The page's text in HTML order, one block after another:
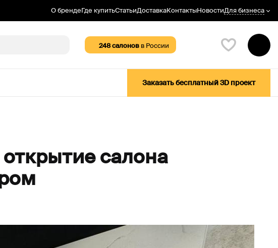
О брендеГде купитьСтатьиДоставкаКонтактыНовостиДля бизнеса
248салонов в России
Заказать бесплатный 3D проект
салона